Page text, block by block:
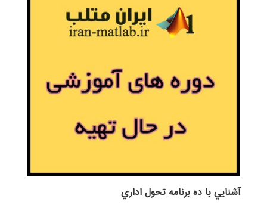
آشنايي با ده برنامه تحول اداري